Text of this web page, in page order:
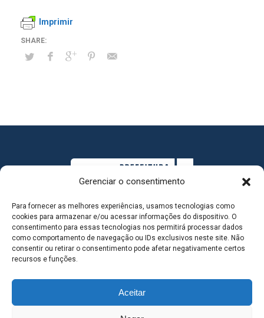
Gerenciar o consentimento
Para fornecer as melhores experiências, usamos tecnologias como
cookies para armazenar e/ou acessar informações do dispositivo. O
consentimento para essas tecnologias nos permitirá processar dados
como comportamento de navegação ou IDs exclusivos neste site. Não
consentir ou retirar o consentimento pode afetar negativamente certos
recursos e funções.
Aceitar
Imprimir
MAPA DO SITE